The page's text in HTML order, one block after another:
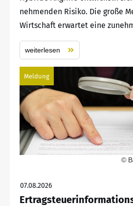
nehmenden Risiko. Die große
Wirtschaft erwartet eine
weiterlesen
Meldung
©
07.08.2026